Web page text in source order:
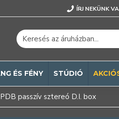
ÍRJ NEKÜNK
ÉS FÉNY STÚDIÓ
passzív sztereó D.I. box